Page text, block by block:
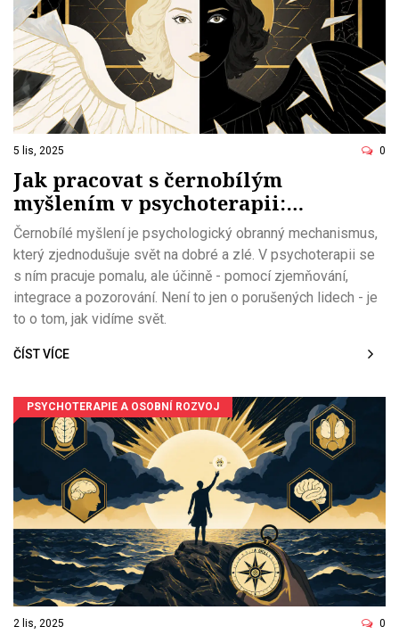
5 lis, 2025 0
Jak pracovat s černobílým
myšlením v psychoterapii:
Praktický přístup k rozštěpení
Černobílé myšlení je psychologický obranný mechanismus,
který zjednodušuje svět na dobré a zlé. V psychoterapii se
s ním pracuje pomalu, ale účinně - pomocí zjemňování,
integrace a pozorování. Není to jen o porušených lidech - je
to o tom, jak vidíme svět.
ČÍST VÍCE
PSYCHOTERAPIE A OSOBNÍ ROZVOJ
2 lis, 2025 0